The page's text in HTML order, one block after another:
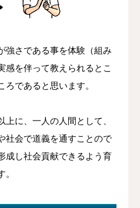
強さである事を体験（組み
感を伴って教えられるとこ
であると思います。
上に、一人の人間として、
社会で道義を通すことので
成し社会貢献できるよう育